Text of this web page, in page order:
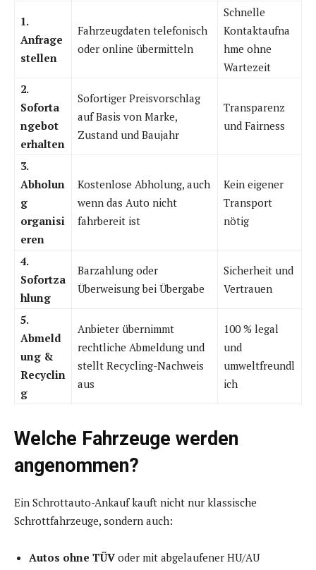
1.
Anfrage
stellen
Fahrzeugdaten telefonisch
oder online übermitteln
Schnelle
Kontaktaufna
hme ohne
Wartezeit
2.
Soforta
ngebot
erhalten
Sofortiger Preisvorschlag
auf Basis von Marke,
Zustand und Baujahr
Transparenz
und Fairness
3.
Abholun
g
organisi
eren
Kostenlose Abholung, auch
wenn das Auto nicht
fahrbereit ist
Kein eigener
Transport
nötig
4.
Sofortza
hlung
Barzahlung oder
Überweisung bei Übergabe
Sicherheit und
Vertrauen
5.
Abmeld
ung &
Recyclin
g
Anbieter übernimmt
rechtliche Abmeldung und
stellt Recycling-Nachweis
aus
100 % legal
und
umweltfreundl
ich
Welche Fahrzeuge werden
angenommen?
Ein Schrottauto-Ankauf kauft nicht nur klassische
Schrottfahrzeuge, sondern auch:
Autos ohne TÜV oder mit abgelaufener HU/AU